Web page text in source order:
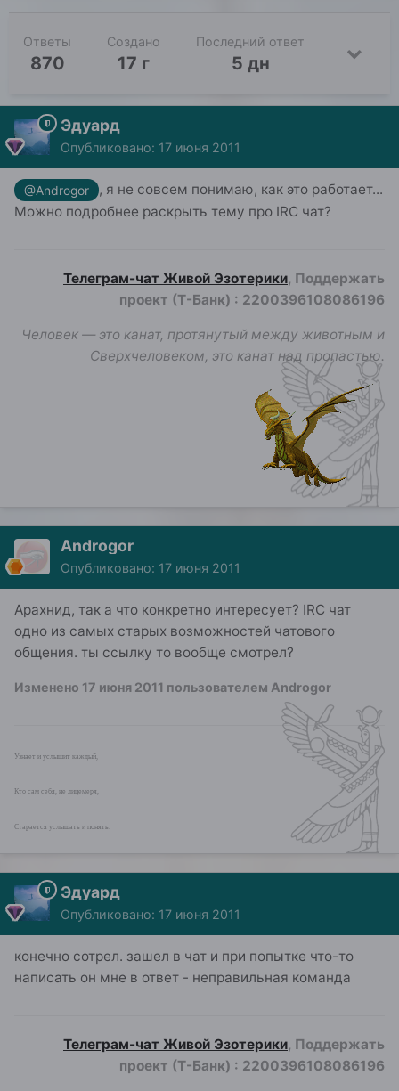
Ответы
870
Создано
17 г
Последний ответ
5 дн
Эдуард
Опубликовано: 17 июня 2011
@Androgor
, я не совсем понимаю, как это работает...
Можно подробнее раскрыть тему про IRC чат?
Телеграм-чат Живой Эзотерики, Поддержать
проект (Т-Банк) : 2200396108086196
Человек — это канат, протянутый между животным и
Сверхчеловеком, это канат над пропастью.
Androgor
Опубликовано: 17 июня 2011
Арахнид, так а что конкретно интересует? IRC чат
одно из самых старых возможностей чатового
общения. ты ссылку то вообще смотрел?
Изменено 17 июня 2011 пользователем Androgor
Узнает и услышит каждый,
Кто сам себя, не лицемеря,
Старается услышать и понять.
Эдуард
Опубликовано: 17 июня 2011
конечно сотрел. зашел в чат и при попытке что-то
написать он мне в ответ - неправильная команда
Телеграм-чат Живой Эзотерики, Поддержать
проект (Т-Банк) : 2200396108086196